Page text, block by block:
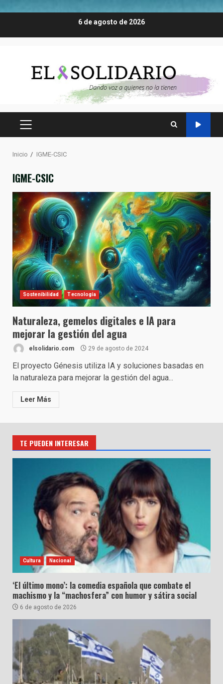
6 de agosto de 2026
MENÚ
Inicio IGME-CSIC
IGME-CSIC
Sostenibilidad Tecnología
Naturaleza, gemelos digitales e IA para
mejorar la gestión del agua
elsolidario.com 29 de agosto de 2024
El proyecto Génesis utiliza IA y soluciones basadas en
la naturaleza para mejorar la gestión del agua...
Leer Más
TE PUEDEN INTERESAR
Cultura Nacional
‘El último mono’: la comedia española que combate el
machismo y la “machosfera” con humor y sátira social
6 de agosto de 2026